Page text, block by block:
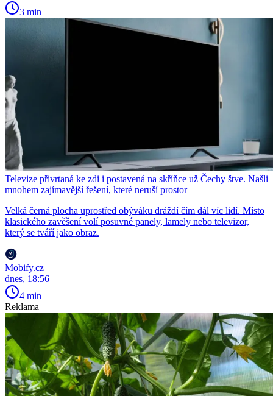
3 min
Televize přivrtaná ke zdi i postavená na skříňce už Čechy štve. Našli
mnohem zajímavější řešení, které neruší prostor
Velká černá plocha uprostřed obýváku dráždí čím dál víc lidí. Místo
klasického zavěšení volí posuvné panely, lamely nebo televizor,
který se tváří jako obraz.
Mobify.cz
dnes, 18:56
4 min
Reklama